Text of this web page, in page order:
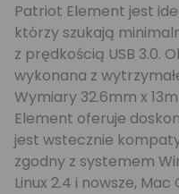
Patriot Element jest
którzy szukają
z prędkością USB 3.0.
wykonana z
Wymiary 32.6mm x
Element oferuje
jest wstecznie
zgodny z systemem
Linux 2.4 i nowsze, Mac